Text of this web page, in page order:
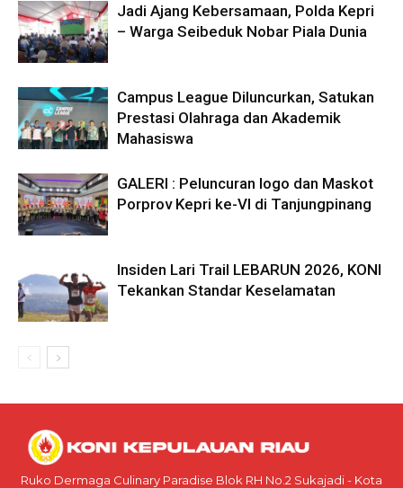
Jadi Ajang Kebersamaan, Polda Kepri
– Warga Seibeduk Nobar Piala Dunia
Campus League Diluncurkan, Satukan
Prestasi Olahraga dan Akademik
Mahasiswa
GALERI : Peluncuran logo dan Maskot
Porprov Kepri ke-VI di Tanjungpinang
Insiden Lari Trail LEBARUN 2026, KONI
Tekankan Standar Keselamatan
Ruko Dermaga Culinary Paradise Blok RH No.2 Sukajadi - Kota